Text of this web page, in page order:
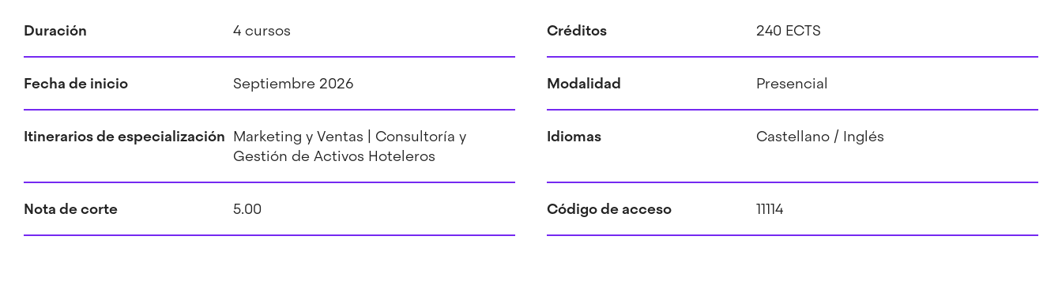
Duración 4 cursos Créditos 240 ECTS
Fecha de inicio Septiembre 2026 Modalidad Presencial
Itinerarios de especialización Marketing y Ventas | Consultoría y
Gestión de Activos Hoteleros
Idiomas Castellano Inglés
Nota de corte 5.00 Código de acceso 11114